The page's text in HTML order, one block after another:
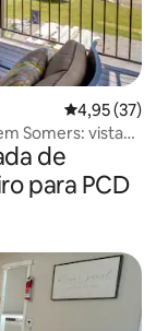
4,95 de uma
4,95 (37)
Somers: vista
de
para PCD